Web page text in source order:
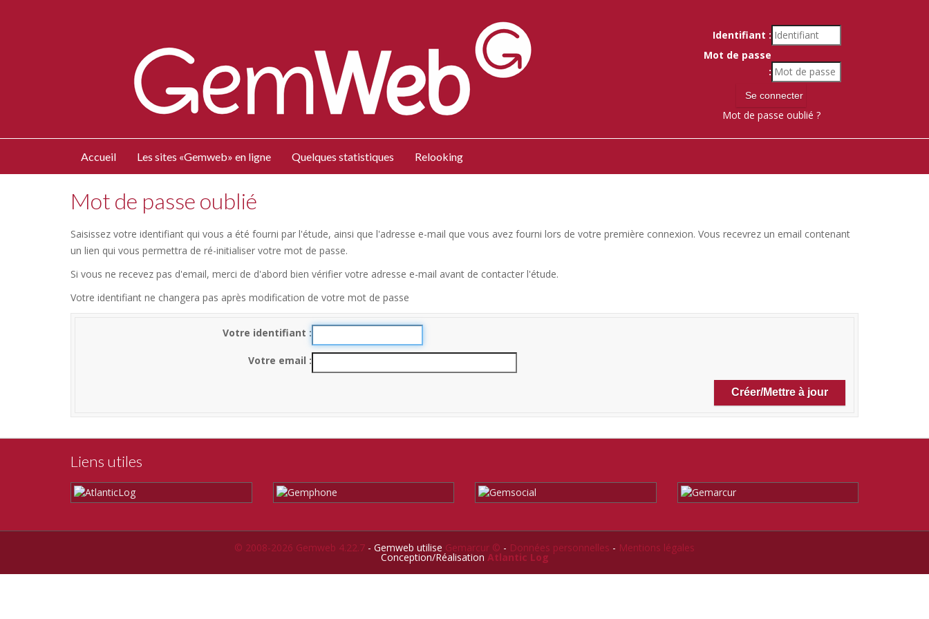
Identifiant :
Mot de passe
:
Mot de passe oublié ?
Accueil Les sites «Gemweb» en ligne Quelques statistiques Relooking
Mot de passe oublié
Saisissez votre identifiant qui vous a été fourni par l'étude, ainsi que l'adresse e-mail que vous avez fourni lors de votre première connexion. Vous recevrez un email contenant
un lien qui vous permettra de ré-initialiser votre mot de passe.
Si vous ne recevez pas d'email, merci de d'abord bien vérifier votre adresse e-mail avant de contacter l'étude.
Votre identifiant ne changera pas après modification de votre mot de passe
Votre identifiant
Votre email
Liens utiles
© 2008-2026 Gemweb 4.22.7 - Gemweb utilise Gemarcur © - Données personnelles - Mentions légales
Conception/Réalisation Atlantic Log